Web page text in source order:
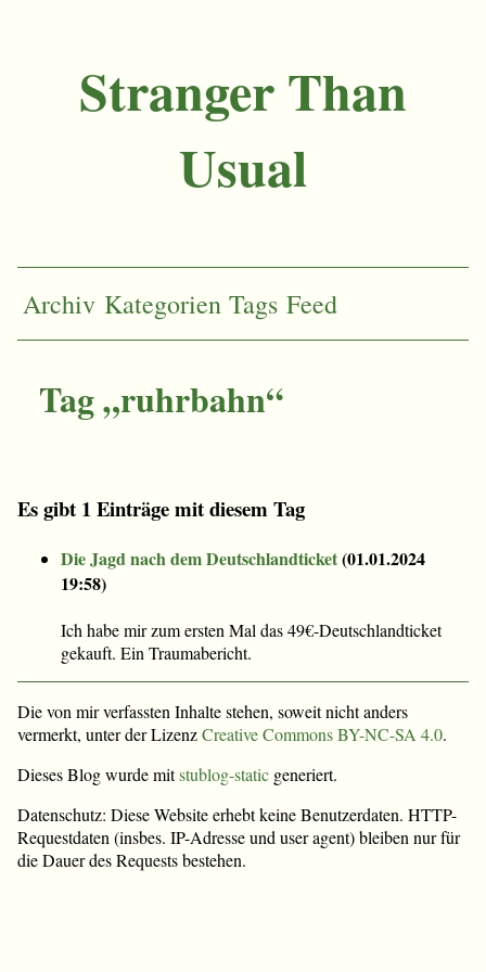
Stranger Than
Usual
Archiv Kategorien Tags Feed
Tag „ruhrbahn“
Es gibt 1 Einträge mit diesem Tag
Die Jagd nach dem Deutschlandticket(01.01.2024
19:58)
Ich habe mir zum ersten Mal das 49€-Deutschlandticket
gekauft. Ein Traumabericht.
Die von mir verfassten Inhalte stehen, soweit nicht anders
vermerkt, unter der LizenzCreative Commons BY-NC-SA 4.0.
Dieses Blog wurde mitstublog-static generiert.
Datenschutz: Diese Website erhebt keine Benutzerdaten. HTTP-
Requestdaten (insbes. IP-Adresse und user agent) bleiben nur für
die Dauer des Requests bestehen.